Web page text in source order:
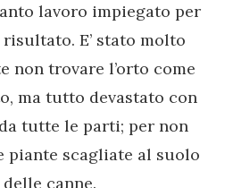
lavoro impiegato per
E’ stato molto
non trovare l’orto come
ma tutto devastato con
tutte le parti; per non
scagliate al suolo
canne.